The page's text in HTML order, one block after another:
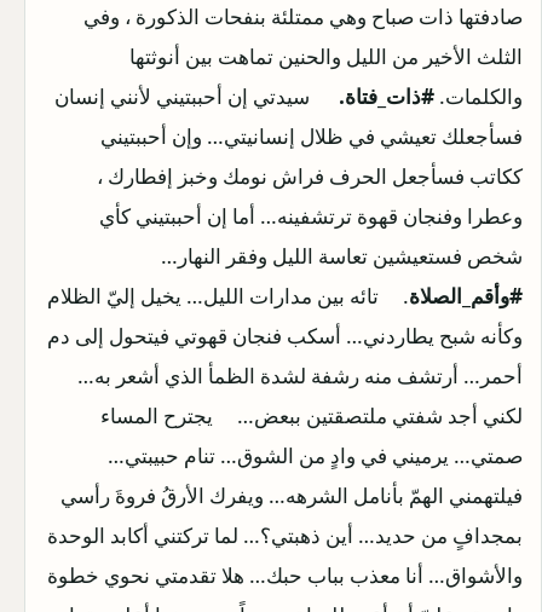
صادفتها ذات صباح وهي ممتلئة بنفحات الذكورة ، وفي
الثلث الأخير من الليل والحنين تماهت بين أنوثتها
والكلمات. #ذات_فتاة.
سيدتي إن أحببتيني لأنني إنسان
فسأجعلك تعيشي في ظلال إنسانيتي… وإن أحببتيني
ككاتب فسأجعل الحرف فراش نومك وخبز إفطارك ،
وعطرا وفنجان قهوة ترتشفينه… أما إن أحببتيني كأي
شخص فستعيشين تعاسة الليل وفقر النهار…
#وأقم_الصلاة. تائه بين مدارات الليل… يخيل إليّ الظلام
وكأنه شبح يطاردني… أسكب فنجان قهوتي فيتحول إلى دم
أحمر… أرتشف منه رشفة لشدة الظمأ الذي أشعر به…
لكني أجد شفتي ملتصقتين ببعض… يجترح المساء
صمتي… يرميني في وادٍ من الشوق… تنام حبيبتي…
فيلتهمني الهمّ بأنامل الشرهه… ويفرك الأرقُ فروةَ رأسي
بمجدافٍ من حديد… أين ذهبتي؟… لما تركتني أكابد الوحدة
والأشواق… أنا معذب بباب حبك… هلا تقدمتي نحوي خطوة